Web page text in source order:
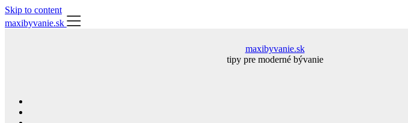
Skip to content
maxibyvanie.sk
maxibyvanie.sk
tipy pre moderné bývanie